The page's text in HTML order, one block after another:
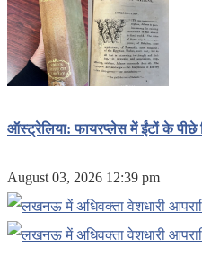
ऑस्ट्रेलिया: फायरप्लेस में ईंटों के पीछे
August 03, 2026 12:39 pm